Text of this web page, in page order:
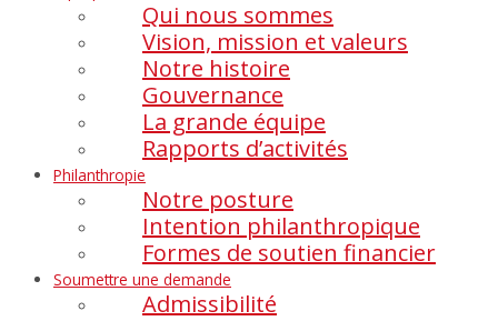
Qui nous sommes
Vision, mission et valeurs
Notre histoire
Gouvernance
La grande équipe
Rapports d’activités
Philanthropie
Notre posture
Intention philanthropique
Formes de soutien financier
Soumettre une demande
Admissibilité